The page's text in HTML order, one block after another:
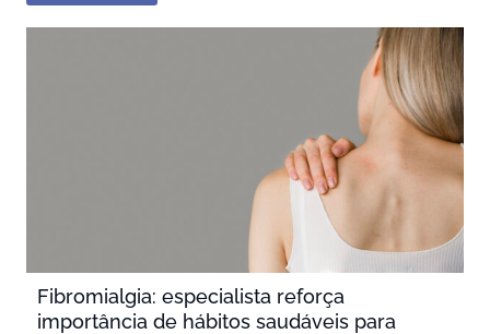
Fibromialgia: especialista reforça
importância de hábitos saudáveis para